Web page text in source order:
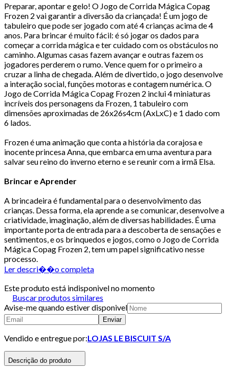
Preparar, apontar e gelo! O Jogo de Corrida Mágica Copag
Frozen 2 vai garantir a diversão da criançada! É um jogo de
tabuleiro que pode ser jogado com até 4 crianças acima de 4
anos. Para brincar é muito fácil: é só jogar os dados para
começar a corrida mágica e ter cuidado com os obstáculos no
caminho. Algumas casas fazem avançar e outras fazem os
jogadores perderem o rumo. Vence quem for o primeiro a
cruzar a linha de chegada. Além de divertido, o jogo desenvolve
a interação social, funções motoras e contagem numérica. O
Jogo de Corrida Mágica Copag Frozen 2 inclui 4 miniaturas
incríveis dos personagens da Frozen, 1 tabuleiro com
dimensões aproximadas de 26x26s4cm (AxLxC) e 1 dado com
6 lados.
Frozen é uma animação que conta a história da corajosa e
inocente princesa Anna, que embarca em uma aventura para
salvar seu reino do inverno eterno e se reunir com a irmã Elsa.
Brincar e Aprender
A brincadeira é fundamental para o desenvolvimento das
crianças. Dessa forma, ela aprende a se comunicar, desenvolve a
criatividade, imaginação, além de diversas habilidades. É uma
importante porta de entrada para a descoberta de sensações e
sentimentos, e os brinquedos e jogos, como o Jogo de Corrida
Mágica Copag Frozen 2, tem um papel significativo nesse
processo.
Ler descri��o completa
Este produto está indisponivel no momento
Buscar produtos similares
Avise-me quando estiver disponivel
Enviar
Vendido e entregue por:LOJAS LE BISCUIT S/A
Descrição do produto